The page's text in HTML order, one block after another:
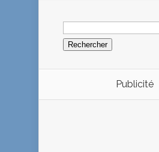
Rechercher :
Publicité